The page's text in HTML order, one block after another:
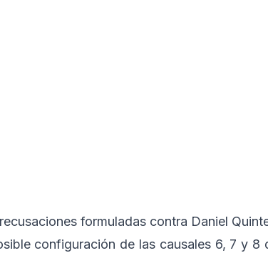
formuladas contra Daniel
configuración de las causales 6, 7 y 8